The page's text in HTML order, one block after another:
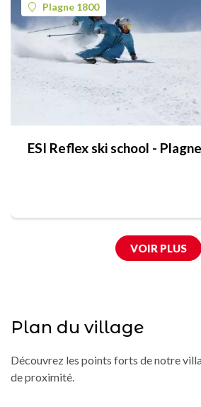
Plagne 1800
ESI Reflex ski school -
VOIR PLUS
Plan du village
Découvrez les points forts de notre
de proximité.